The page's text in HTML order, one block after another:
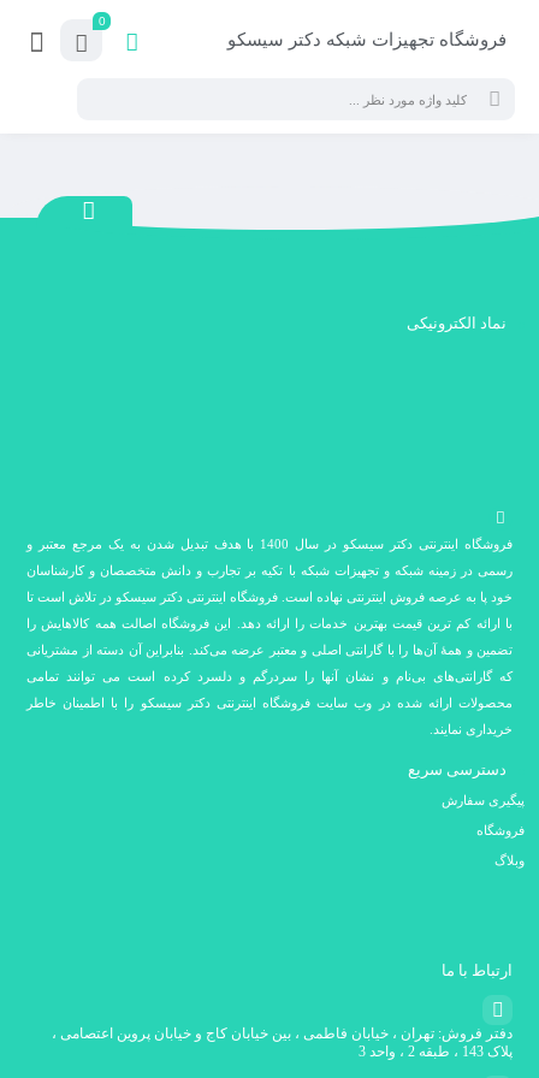
فروشگاه تجهیزات شبکه دکتر سیسکو
0
نماد الکترونیکی
فروشگاه اینترنتی دکتر سیسکو در سال 1400 با هدف تبدیل شدن به یک مرجع معتبر و
رسمی در زمینه شبکه و تجهیزات شبکه با تکیه بر تجارب و دانش متخصصان و کارشناسان
خود پا به عرصه فروش اینترنتی نهاده است. فروشگاه اینترنتی دکتر سیسکو در تلاش است تا
با ارائه کم ترین قیمت بهترین خدمات را ارائه دهد. این فروشگاه اصالت همه کالاهایش را
تضمین و همۀ آن‌ها را با گارانتی اصلی و معتبر عرضه می‌کند. بنابراین آن دسته از مشتریانی
که گارانتی‌های بی‌نام و نشان آنها را سردرگم و دلسرد کرده است می توانند تمامی
محصولات ارائه شده در وب سایت فروشگاه اینترنتی دکتر سیسکو را با اطمینان خاطر
خریداری نمایند.
دسترسی سریع
پیگیری سفارش
فروشگاه
وبلاگ
ارتباط با ما
دفتر فروش: تهران ، خیابان فاطمی ، بین خیابان کاج و خیابان پروین اعتصامی ،
پلاک 143 ، طبقه 2 ، واحد 3